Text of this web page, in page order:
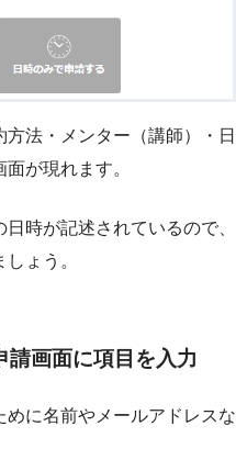
法・メンター（講師）・日
が現れます。
時が記述されているので、
ょう。
請画面に項目を入力
に名前やメールアドレスな